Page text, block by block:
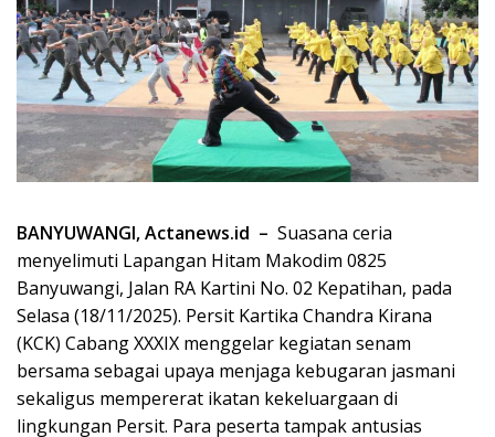
BANYUWANGI, Actanews.id – Suasana ceria
menyelimuti Lapangan Hitam Makodim 0825
Banyuwangi, Jalan RA Kartini No. 02 Kepatihan, pada
Selasa (18/11/2025). Persit Kartika Chandra Kirana
(KCK) Cabang XXXIX menggelar kegiatan senam
bersama sebagai upaya menjaga kebugaran jasmani
sekaligus mempererat ikatan kekeluargaan di
lingkungan Persit. Para peserta tampak antusias